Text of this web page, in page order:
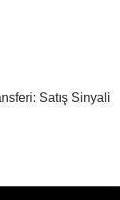
Satış Sinyali